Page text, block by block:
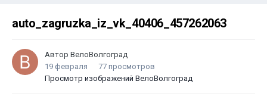
auto_zagruzka_iz_vk_40406_457262063
Автор ВелоВолгоград
19 февраля
77 просмотров
Просмотр изображений ВелоВолгоград